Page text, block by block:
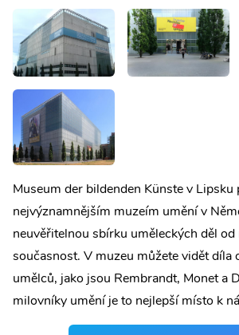
Museum der bildenden Künste v Lipsku
nejvýznamnějším muzeím umění v
neuvěřitelnou sbírku uměleckých děl od
současnost. V muzeu můžete vidět díla
umělců, jako jsou Rembrandt, Monet a
milovníky umění je to nejlepší místo k